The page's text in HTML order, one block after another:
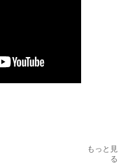
もっと見
る